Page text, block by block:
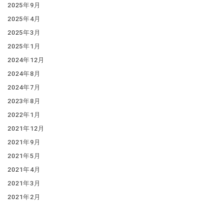
2025年9月
2025年4月
2025年3月
2025年1月
2024年12月
2024年8月
2024年7月
2023年8月
2022年1月
2021年12月
2021年9月
2021年5月
2021年4月
2021年3月
2021年2月